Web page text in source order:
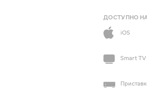
ДОСТУПНО
iOS
Smart TV